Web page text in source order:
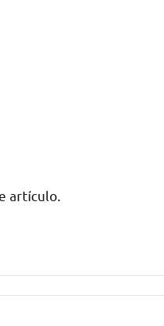
artículo.